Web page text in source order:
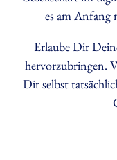
es am Anfang
Erlaube Dir
hervorzubringen.
Dir selbst